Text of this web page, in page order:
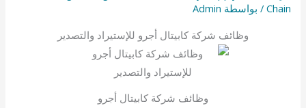
Chain / بواسطة Admin
وظائف شركة كابيتال أجرو للإستيراد والتصدير
وظائف شركة كابيتال أجرو